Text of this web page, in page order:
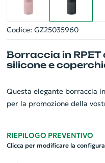
Codice: GZ25035960
Borraccia in
silicone e
Questa elegante borraccia
per la promozione della
perdita. All'interno troverete
RIEPILOGO PREVENTIVO
Clicca per modificare la